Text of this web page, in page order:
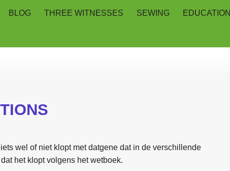
BLOG THREE WITNESSES SEWING EDUCATION
wel of niet klopt met datgene dat in de verschillende
het klopt volgens het wetboek.